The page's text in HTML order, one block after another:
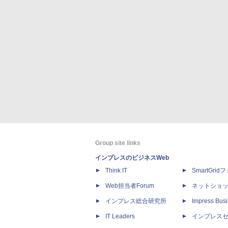
Group site links
インプレスのビジネスWeb
Think IT
Web担当者Forum
インプレス総合研究所
IT Leaders
SmartGridフ
ネットショ
Impress
インプレス